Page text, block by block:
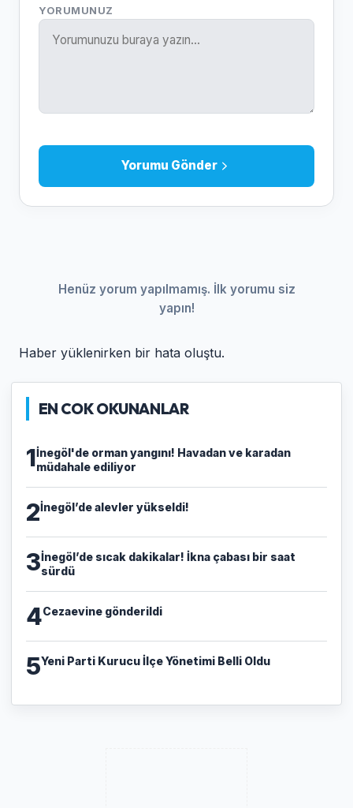
YORUMUNUZ
Yorumu Gönder
Henüz yorum yapılmamış. İlk yorumu siz
yapın!
Haber yüklenirken bir hata oluştu.
EN COK OKUNANLAR
1İnegöl'de orman yangını! Havadan ve karadan
müdahale ediliyor
2İnegöl’de alevler yükseldi!
3İnegöl’de sıcak dakikalar! İkna çabası bir saat
sürdü
4Cezaevine gönderildi
5Yeni Parti Kurucu İlçe Yönetimi Belli Oldu